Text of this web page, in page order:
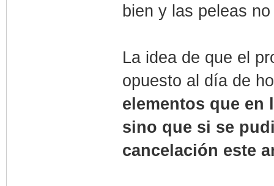
bien y las peleas
La idea de que el
opuesto al día de
elementos que en
sino que si se
cancelación este